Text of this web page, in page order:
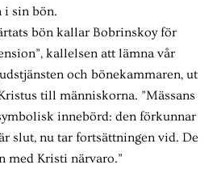
i sin bön.
bön kallar Bobrinskoy för
kallelsen att lämna vår
och bönekammaren, ut
till människorna. ”Mässans
innebörd: den förkunnar
slut, nu tar fortsättningen vid. De
med Kristi närvaro.”